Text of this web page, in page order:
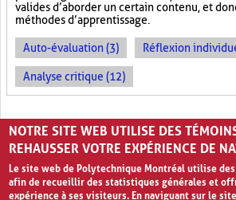
valides d’aborder un certain contenu, et
méthodes d’apprentissage.
Auto-évaluation (3) Réflexion
Analyse critique (12)
PAGES
« ‹ 1 2 3
NOTRE SITE WEB UTILISE DES
REHAUSSER VOTRE EXPÉRIENCE DE
Le site web de Polytechnique Montréal utilise
afin de recueillir des statistiques générales et
expérience à ses visiteurs. En naviguant sur le